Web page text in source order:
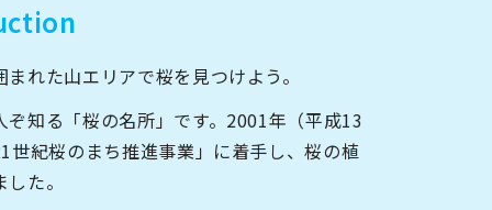
のサイトについて
れた山エリアで桜を見つけよう。
ぞ知る「桜の名所」です。2001年（平成13
世紀桜のまち推進事業」に着手し、桜の植
た。